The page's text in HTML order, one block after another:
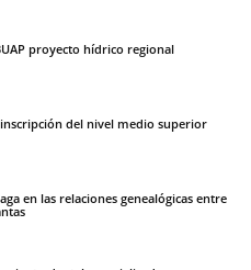
proyecto hídrico regional
inscripción del nivel medio superior
en las relaciones genealógicas entre